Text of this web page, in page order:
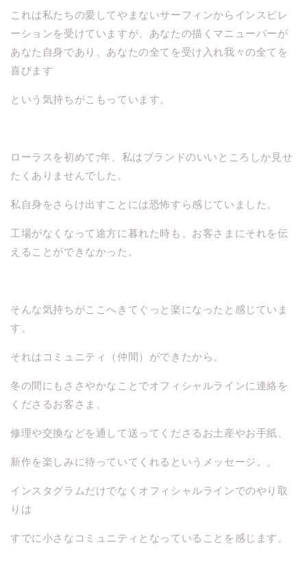
これは私たちの愛してやまないサーフィンからインスピレ
ーションを受けていますが、あなたの描くマニューバーが
あなた自身であり、あなたの全てを受け入れ我々の全てを
喜びます
という気持ちがこもっています。
ローラスを初めて7年、私はブランドのいいところしか見せ
たくありませんでした。
私自身をさらけ出すことには恐怖すら感じていました。
工場がなくなって途方に暮れた時も、お客さまにそれを伝
えることができなかった。
そんな気持ちがここへきてぐっと楽になったと感じていま
す。
それはコミュニティ（仲間）ができたから。
冬の間にもささやかなことでオフィシャルラインに連絡を
くださるお客さま、
修理や交換などを通して送ってくださるお土産やお手紙、
新作を楽しみに待っていてくれるというメッセージ。。
インスタグラムだけでなくオフィシャルラインでのやり取
りは
すでに小さなコミュニティとなっていることを感じます。